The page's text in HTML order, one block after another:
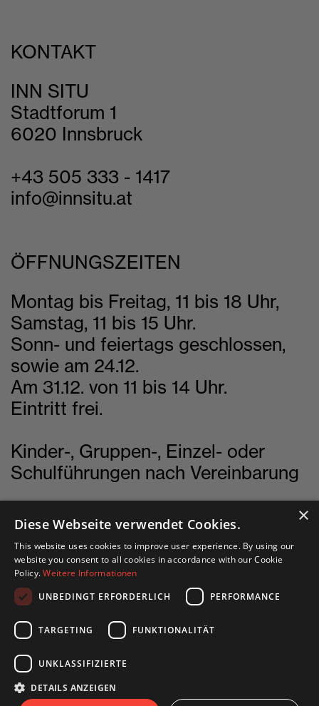
KONTAKT
INN SITU
Stadtforum 1
6020 Innsbruck
+43 505 333 - 1417
info@innsitu.at
ÖFFNUNGSZEITEN
Montag bis Freitag, 11 bis 18 Uhr,
Samstag, 11 bis 15 Uhr.
Sonn- und feiertags geschlossen,
sowie am 24.12.
Am 31.12. von 11 bis 14 Uhr.
Eintritt frei.
Kinder-, Gruppen-, Einzel- oder
Schulführungen nach Vereinbarung
English site
Deutsche Seite
×
Diese Webseite verwendet Cookies.
This website uses cookies to improve user experience. By using our
website you consent to all cookies in accordance with our Cookie
Policy.Weitere Informationen
UNBEDINGT ERFORDERLICH
PERFORMANCE
TARGETING FUNKTIONALITÄT
UNKLASSIFIZIERTE
DETAILS ANZEIGEN